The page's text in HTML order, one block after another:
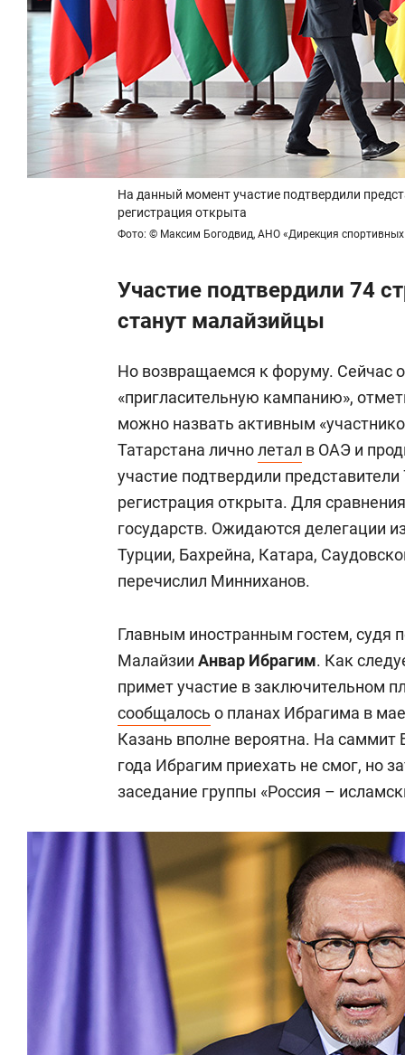
На данный момент участие подтвердили
регистрация открыта
Фото: © Максим Богодвид, АНО «Дирекция
Участие подтвердили 74
станут малайзийцы
Но возвращаемся к форуму. Сейчас
«пригласительную кампанию»,
можно назвать активным
Татарстана личнолетал в ОАЭ и
участие подтвердили
регистрация открыта. Для
государств. Ожидаются делегации
Турции, Бахрейна, Катара,
перечислил Минниханов.
Главным иностранным гостем, судя
Малайзии Анвар Ибрагим. Как
примет участие в заключительном
сообщалось о планах Ибрагима в
Казань вполне вероятна. На
года Ибрагим приехать не смог, но
заседание группы «Россия –